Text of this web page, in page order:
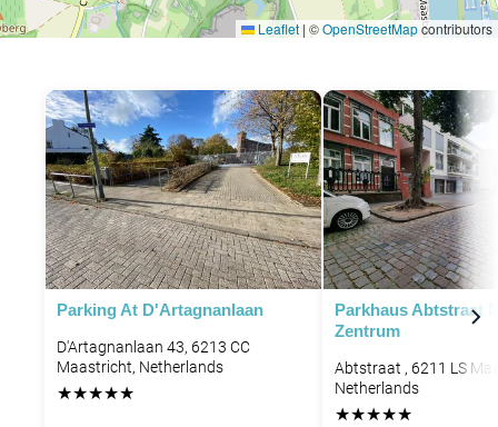
Leaflet | ©OpenStreetMapcontributors
Parking At D'Artagnanlaan
D'Artagnanlaan 43, 6213 CC
Maastricht, Netherlands
★★★★★
Parkhaus Abtstraat
Zentrum
Abtstraat , 6211 LS
Netherlands
★★★★★